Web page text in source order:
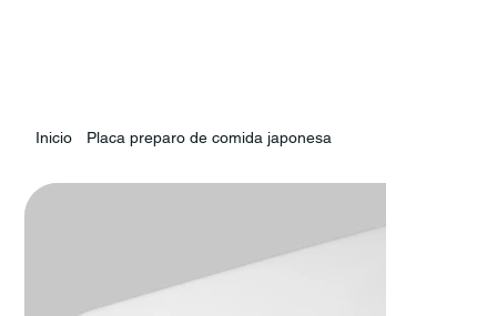
Inicio Placa preparo de comida japonesa